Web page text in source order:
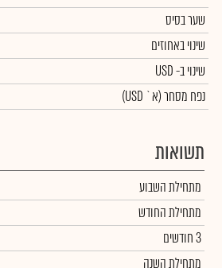
שער בסיס
שינוי באחוזים
שינויב- USD
נפח מסחר(א` USD)
תשואות
מתחילת השבוע
מתחילת החודש
3 חודשים
מתחילת השנה